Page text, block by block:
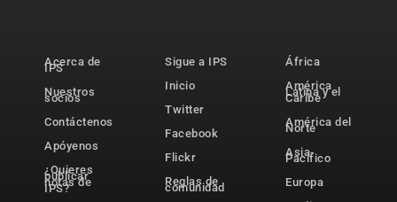
Acerca de
IPS
Nuestros
socios
Contáctenos
Apóyenos
¿Quieres
publicar
notas de
IPS?
Sigue a IPS
Inicio
Twitter
Facebook
Flickr
Reglas de
comunidad
África
América
Latina y el
Caribe
América del
Norte
Asia-
Pacífico
Europa